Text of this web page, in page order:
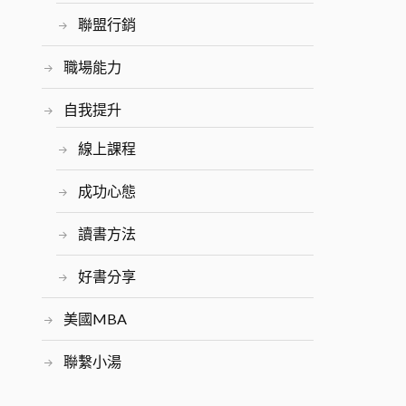
聯盟行銷
職場能力
自我提升
線上課程
成功心態
讀書方法
好書分享
美國MBA
聯繫小湯